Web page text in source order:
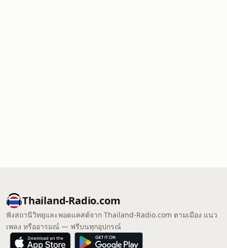
Thailand-Radio.com
ฟังสถานีวิทยุและพอดแคสต์จาก Thailand-Radio.com ตามเมือง แนว
เพลง หรืออารมณ์ — ฟรีบนทุกอุปกรณ์